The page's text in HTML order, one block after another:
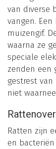
van diverse
vangen.
muizengif.
waarna ze
speciale
zenden een
gestrest
niet
Ratten zijn
en